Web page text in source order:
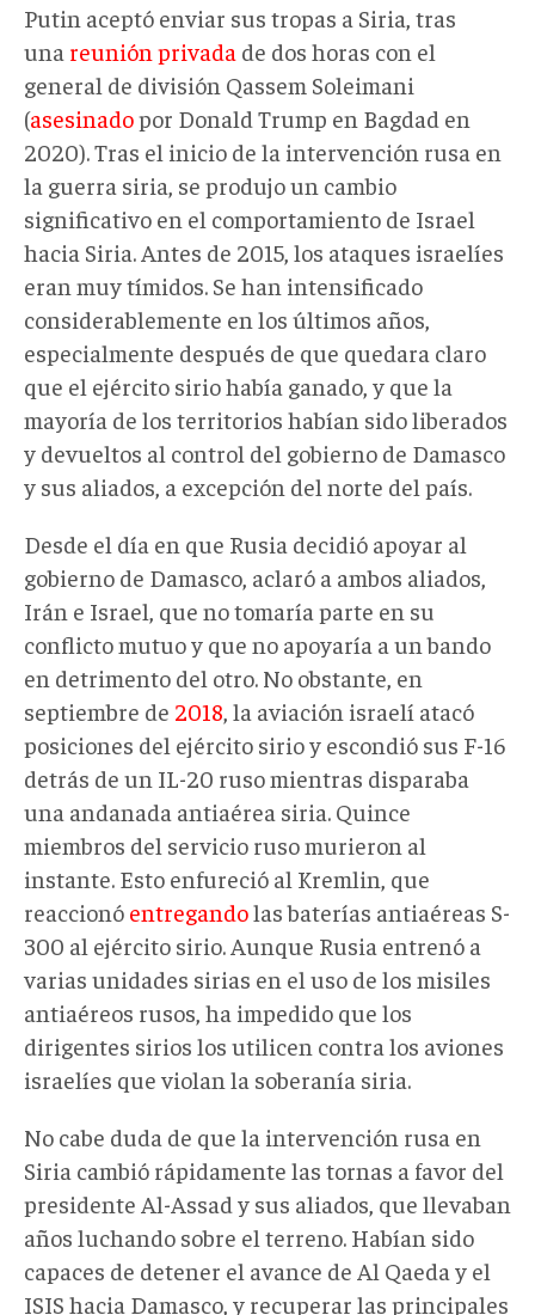
Putin aceptó enviar sus tropas a Siria, tras
una reunión privada de dos horas con el
general de división Qassem Soleimani
(asesinadopor Donald Trump en Bagdad en
2020). Tras el inicio de la intervención rusa en
la guerra siria, se produjo un cambio
significativo en el comportamiento de Israel
hacia Siria. Antes de 2015, los ataques israelíes
eran muy tímidos. Se han intensificado
considerablemente en los últimos años,
especialmente después de que quedara claro
que el ejército sirio había ganado, y que la
mayoría de los territorios habían sido liberados
y devueltos al control del gobierno de Damasco
y sus aliados, a excepción del norte del país.
Desde el día en que Rusia decidió apoyar al
gobierno de Damasco, aclaró a ambos aliados,
Irán e Israel, que no tomaría parte en su
conflicto mutuo y que no apoyaría a un bando
en detrimento del otro. No obstante, en
septiembre de 2018 , la aviación israelí atacó
posiciones del ejército sirio y escondió sus F-16
detrás de un IL-20 ruso mientras disparaba
una andanada antiaérea siria. Quince
miembros del servicio ruso murieron al
instante. Esto enfureció al Kremlin, que
reaccionó entregandolas baterías antiaéreas S-
300 al ejército sirio. Aunque Rusia entrenó a
varias unidades sirias en el uso de los misiles
antiaéreos rusos, ha impedido que los
dirigentes sirios los utilicen contra los aviones
israelíes que violan la soberanía siria.
No cabe duda de que la intervención rusa en
Siria cambió rápidamente las tornas a favor del
presidente Al-Assad y sus aliados, que llevaban
años luchando sobre el terreno. Habían sido
capaces de detener el avance de Al Qaeda y el
ISIS hacia Damasco, y recuperar las principales